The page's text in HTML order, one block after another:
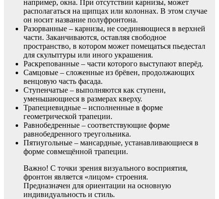
например, окна. При отсутствии карнизы, может
располагаться на щипцах или колоннах. В этом случае
он носит название полуфронтона.
Разорванные – карнизы, не соединяющиеся в верхней
части. Заканчиваются, оставляя свободное
пространство, в котором может помещаться пьедестал
для скульптуры или иного украшения.
Раскрепованные – части которого выступают вперёд.
Самцовые – сложенные из брёвен, продолжающих
венцовую часть фасада.
Ступенчатые – выполняются как ступени,
уменьшающиеся в размерах кверху.
Трапециевидные – исполненные в форме
геометрической трапеции.
Равнобедренные – соответствующие форме
равнобедренного треугольника.
Пятиугольные – мансардные, устанавливающиеся в
форме совмещённой трапеции.
Важно! С точки зрения визуального восприятия,
фронтон является «лицом» строения.
Предназначен для ориентации на основную
индивидуальность и стиль.